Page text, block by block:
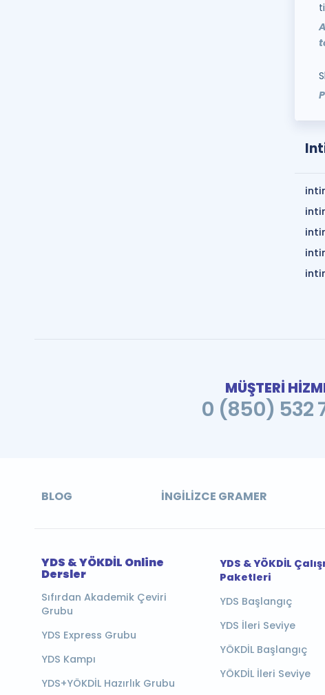
MÜŞTERİ
0 (850) 532
BLOG İNGILIZCE GRAMER
YDS & YÖKDİL Online
Dersler
Sıfırdan Akademik Çeviri
Grubu
YDS Express Grubu
YDS Kampı
YDS+YÖKDİL Hazırlık Grubu
YDS & YÖKDİL
Paketleri
YDS Başlangıç
YDS İleri Seviye
YÖKDİL Başlangıç
YÖKDİL İleri Seviye